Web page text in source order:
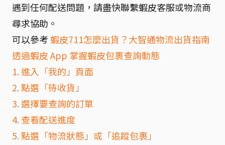
遇到任何配送問題，請盡快聯繫蝦皮客服或物流商
尋求協助。
可以參考 蝦皮711怎麼出貨？大智通物流出貨指南
透過蝦皮 App 掌握蝦皮包裹查詢動態
1. 進入「我的」頁面
2. 點選「待收貨」
3. 選擇要查詢的訂單
4. 查看配送進度
5. 點選「物流狀態」或「追蹤包裹」